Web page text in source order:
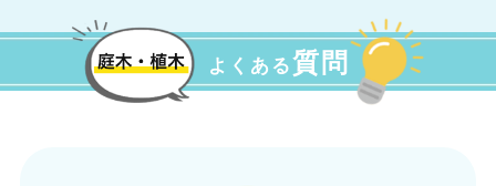
よくある質問